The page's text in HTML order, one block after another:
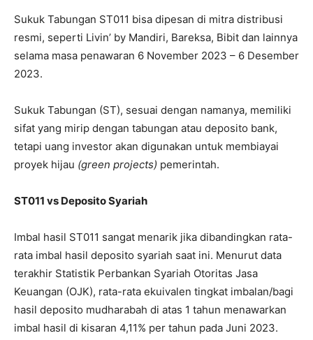
Sukuk Tabungan ST011 bisa dipesan di mitra distribusi
resmi, seperti Livin’ by Mandiri, Bareksa, Bibit dan lainnya
selama masa penawaran 6 November 2023 – 6 Desember
2023.
Sukuk Tabungan (ST), sesuai dengan namanya, memiliki
sifat yang mirip dengan tabungan atau deposito bank,
tetapi uang investor akan digunakan untuk membiayai
proyek hijau (green projects) pemerintah.
ST011 vs Deposito Syariah
Imbal hasil ST011 sangat menarik jika dibandingkan rata-
rata imbal hasil deposito syariah saat ini. Menurut data
terakhir Statistik Perbankan Syariah Otoritas Jasa
Keuangan (OJK), rata-rata ekuivalen tingkat imbalan/bagi
hasil deposito mudharabah di atas 1 tahun menawarkan
imbal hasil di kisaran 4,11% per tahun pada Juni 2023.